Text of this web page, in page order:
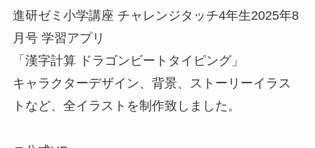
進研ゼミ小学講座 チャレンジタッチ4年生2025年8
月号 学習アプリ
「漢字計算 ドラゴンビートタイピング」
キャラクターデザイン、背景、ストーリーイラス
トなど、全イラストを制作致しました。